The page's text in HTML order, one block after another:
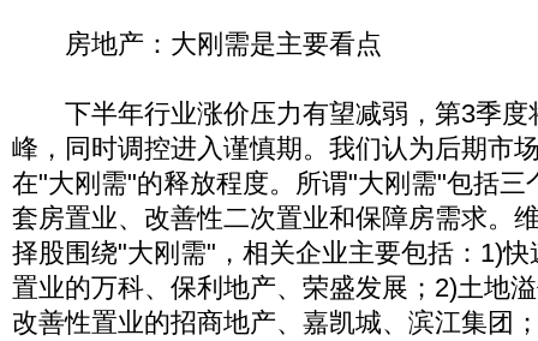
房地产：大刚需是主要看点
下半年行业涨价压力有望减弱，第3季度
峰，同时调控进入谨慎期。我们认为后期市
在"大刚需"的释放程度。所谓"大刚需"包括三
套房置业、改善性二次置业和保障房需求。
择股围绕"大刚需"，相关企业主要包括：1)
置业的万科、保利地产、荣盛发展；2)土地
改善性置业的招商地产、嘉凯城、滨江集团